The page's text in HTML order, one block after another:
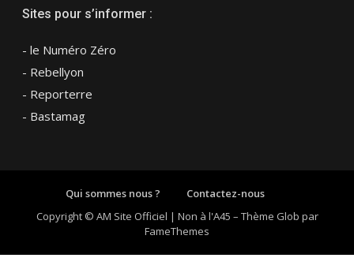
Sites pour s’informer :
- le Numéro Zéro
- Rebellyon
- Reporterre
- Bastamag
Qui sommes nous ?
Contactez-nous
Copyright © AM Site Officiel | Non à l'A45 – Thème Glob par
FameThemes